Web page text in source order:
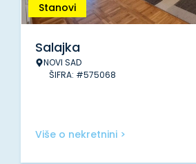
Stanovi
Salajka
NOVI SAD
ŠIFRA: #575068
Više o nekretnini >